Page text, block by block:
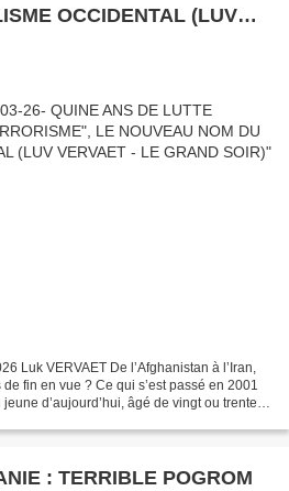
OCCIDENTAL (LUV
Luk VERVAET De l’Afghanistan à l’Iran,
fin en vue ? Ce qui s’est passé en 2001
d’aujourd’hui, âgé de vingt ou trente
: TERRIBLE POGROM